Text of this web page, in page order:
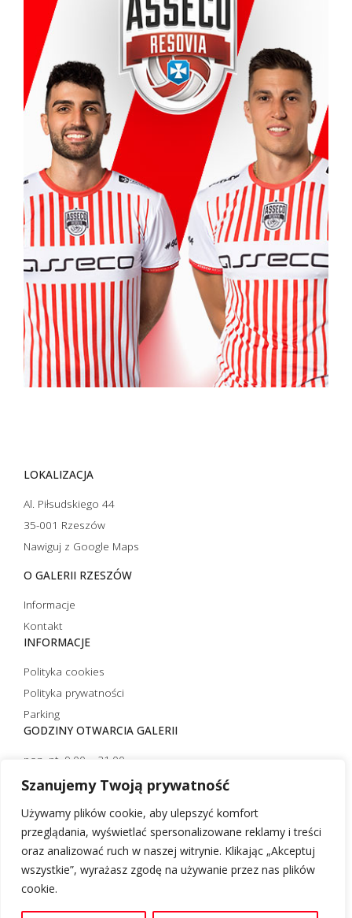
Szanujemy Twoją prywatność
Używamy plików cookie, aby ulepszyć komfort
przeglądania, wyświetlać spersonalizowane reklamy i treści
oraz analizować ruch w naszej witrynie. Klikając „Akceptuj
wszystkie”, wyrażasz zgodę na używanie przez nas plików
cookie.
LOKALIZACJA
Al. Piłsudskiego 44
35-001 Rzeszów
Nawiguj z Google Maps
O GALERII RZESZÓW
Informacje
Kontakt
INFORMACJE
Polityka cookies
Polityka prywatności
Parking
GODZINY OTWARCIA GALERII
pon.-pt. 9.00 – 21.00
sobota 10.00 – 21.00
niedziela niehandlowa 12.00 – 20.00 (czynna tylko strefa
restauracyjna)
Desgin